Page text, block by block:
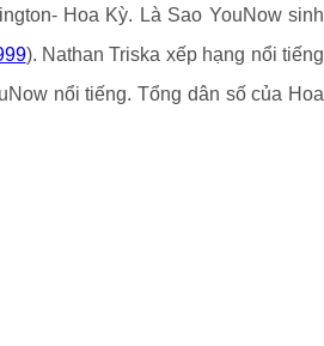
Hoa Kỳ. Là Sao YouNow sinh
). Nathan Triska xếp hạng nổi tiếng
nổi tiếng. Tổng dân số của Hoa